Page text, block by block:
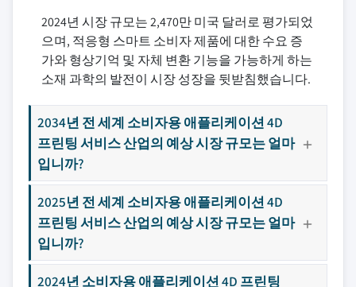
2024년 시장 규모는 2,470만 미국 달러로 평가되었
으며, 적응형 스마트 소비자 제품에 대한 수요 증
가와 형상기억 및 자체 변환 기능을 가능하게 하는
소재 과학의 발전이 시장 성장을 뒷받침했습니다.
2034년 전 세계 소비자용 애플리케이션 4D
프린팅 서비스 산업의 예상 시장 규모는 얼마
입니까?
2025년 전 세계 소비자용 애플리케이션 4D
프린팅 서비스 산업의 예상 시장 규모는 얼마
입니까?
2024년 소비자용 애플리케이션 4D 프린팅